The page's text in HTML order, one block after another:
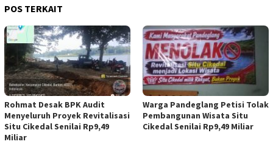
POS TERKAIT
Rohmat Desak BPK Audit
Menyeluruh Proyek Revitalisasi
Situ Cikedal Senilai Rp9,49
Miliar
Warga Pandeglang Petisi Tolak
Pembangunan Wisata Situ
Cikedal Senilai Rp9,49 Miliar